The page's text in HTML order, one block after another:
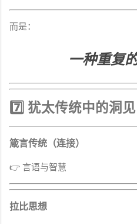
而是：
一种重复
7️⃣ 犹太传统中的洞见
箴言传统（连接）
👉 言语与智慧
拉比思想